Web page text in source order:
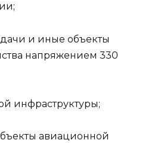
и иные объекты
напряжением 330
инфраструктуры;
авиационной